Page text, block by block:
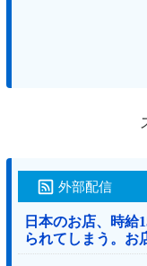
外部配信
日本のお店、時給
られてしまう。お